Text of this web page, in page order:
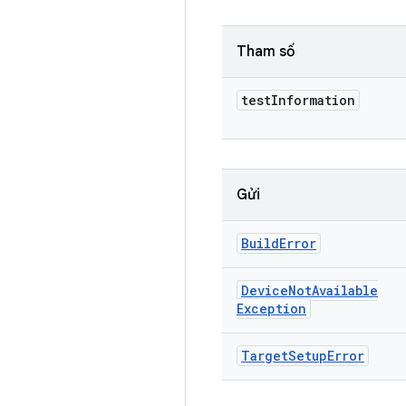
Tham số
testInformation
Gửi
BuildError
DeviceNotAvailable
Exception
TargetSetupError